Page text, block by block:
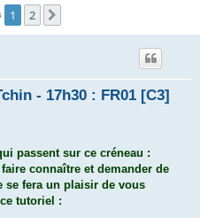
c
1 2
- 17h30 : FR01 [C3]
passent sur ce créneau :
connaître et demander de
se fera un plaisir de vous
tutoriel :